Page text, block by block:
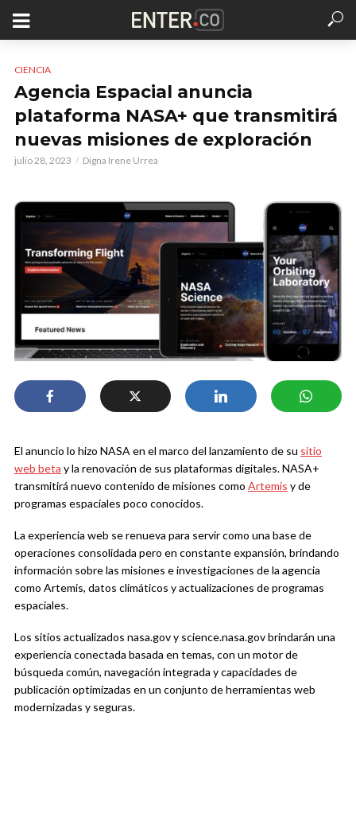
CIENCIA
Agencia Espacial anuncia
plataforma NASA+ que transmitirá
nuevas misiones de exploración
julio 28, 2023 Digna Irene Urrea
El anuncio lo hizo NASA en el marco del lanzamiento de su sitio
web beta y la renovación de sus plataformas digitales. NASA+
transmitirá nuevo contenido de misiones como Artemis y de
programas espaciales poco conocidos.
La experiencia web se renueva para servir como una base de
operaciones consolidada pero en constante expansión, brindando
información sobre las misiones e investigaciones de la agencia
como Artemis, datos climáticos y actualizaciones de programas
espaciales.
Los sitios actualizados nasa.gov y science.nasa.gov brindarán una
experiencia conectada basada en temas, con un motor de
búsqueda común, navegación integrada y capacidades de
publicación optimizadas en un conjunto de herramientas web
modernizadas y seguras.